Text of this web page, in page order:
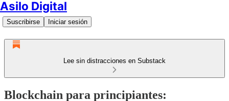
Asilo Digital
Suscribirse Iniciar sesión
Lee sin distracciones en Substack
Blockchain para principiantes: